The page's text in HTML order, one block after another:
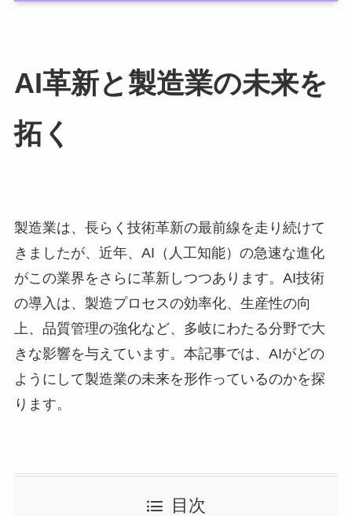
AI革新と製造業の未来を
拓く
製造業は、長らく技術革新の最前線を走り続けて
きましたが、近年、AI（人工知能）の急速な進化
がこの業界をさらに革新しつつあります。AI技術
の導入は、製造プロセスの効率化、生産性の向
上、品質管理の強化など、多岐にわたる分野で大
きな影響を与えています。本記事では、AIがどの
ようにして製造業の未来を形作っているのかを探
ります。
目次